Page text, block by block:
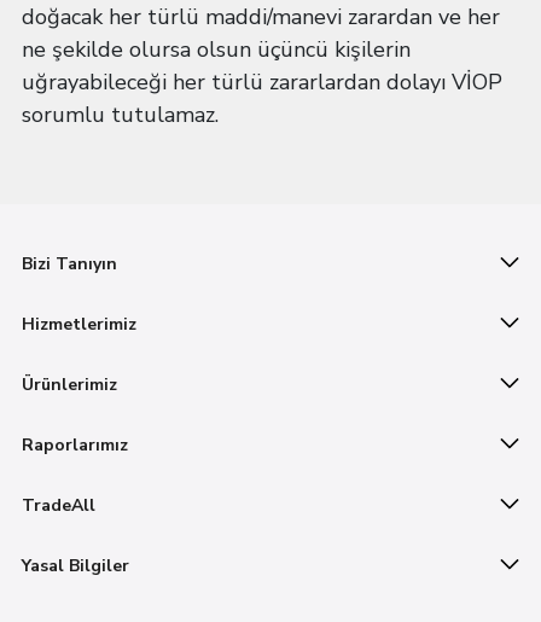
doğacak her türlü maddi/manevi zarardan ve her
ne şekilde olursa olsun üçüncü kişilerin
uğrayabileceği her türlü zararlardan dolayı VİOP
sorumlu tutulamaz.
Bizi Tanıyın
Hizmetlerimiz
Ürünlerimiz
Raporlarımız
TradeAll
Yasal Bilgiler